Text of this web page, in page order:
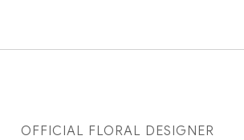
OFFICIAL FLORAL DESIGNER